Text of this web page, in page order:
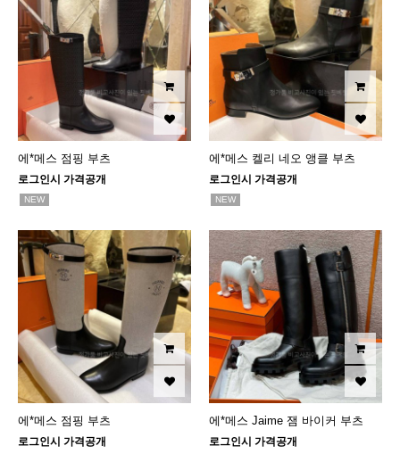
에*메스 점핑 부츠
로그인시 가격공개
NEW
에*메스 켈리 네오 앵클 부츠
로그인시 가격공개
NEW
에*메스 점핑 부츠
로그인시 가격공개
에*메스 Jaime 잼 바이커 부츠
로그인시 가격공개